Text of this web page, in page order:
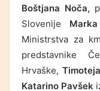
Boštjana Noča,
Slovenije
Ministrstva za
predstavnike
Hrvaške,
Katarino Pavšek